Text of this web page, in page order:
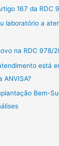
167 da RDC
laboratório a
na RDC 978/
está
ANVISA?
Bem-